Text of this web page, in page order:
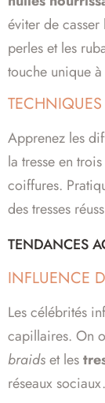
éviter de casser
perles et les
touche unique à
Apprenez les
la tresse en
coiffures.
des tresses
TENDANCES
INFLUENCE
Les célébrités
capillaires. On
braidset les
réseaux sociaux.